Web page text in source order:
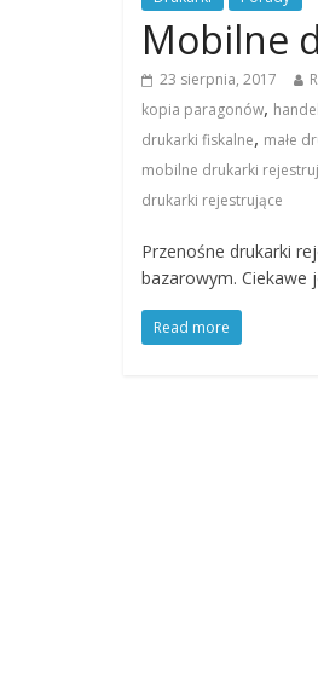
Mobilne
23 sierpnia, 2017
kopia paragonów,
drukarki fiskalne, małe
mobilne drukarki
drukarki rejestrujące
Przenośne drukarki
bazarowym. Ciekawe
Read more